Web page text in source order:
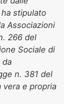
stipulato
Associazioni
266 del
Sociale di
da
n. 381 del
vera e propria